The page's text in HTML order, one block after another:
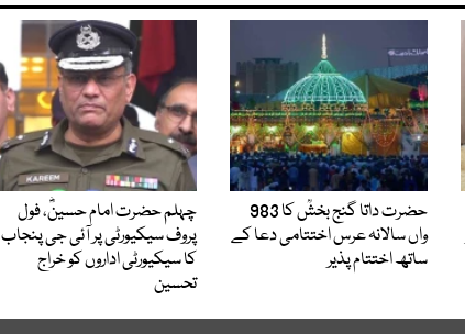
حضرت داتا گنج بخشؒ کا 983
واں سالانہ عرس اختتامی دعا کے
ساتھ اختتام پذیر
چہلم حضرت امام حسینؓ، فول
پروف سیکیورٹی پر آئی جی پنجاب
کا سیکیورٹی اداروں کو خراج
تحسین